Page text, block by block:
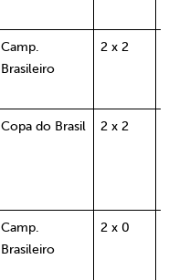
Camp.
Brasileiro
2 x 2
Copa do Brasil 2 x 2
Camp.
Brasileiro
2 x 0